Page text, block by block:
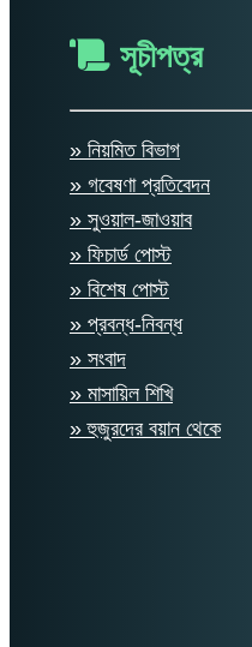
সূচীপত্র
» নিয়মিত বিভাগ
» গবেষণা প্রতিবেদন
» সুওয়াল-জাওয়াব
» ফিচার্ড পোস্ট
» বিশেষ পোস্ট
» প্রবন্ধ-নিবন্ধ
» সংবাদ
» মাসায়িল শিখি
» হুজুরদের বয়ান থেকে